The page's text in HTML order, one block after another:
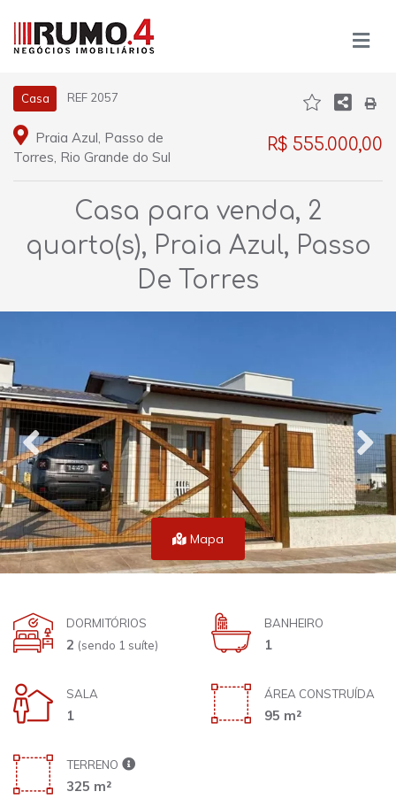
Casa REF 2057
Praia Azul, Passo de
Torres, Rio Grande do Sul
R$ 555.000,00
Casa para venda, 2
quarto(s), Praia Azul, Passo
De Torres
Mapa
DORMITÓRIOS
2 (sendo 1 suíte)
BANHEIRO
1
SALA
1
ÁREA CONSTRUÍDA
95 m²
TERRENO
325 m²